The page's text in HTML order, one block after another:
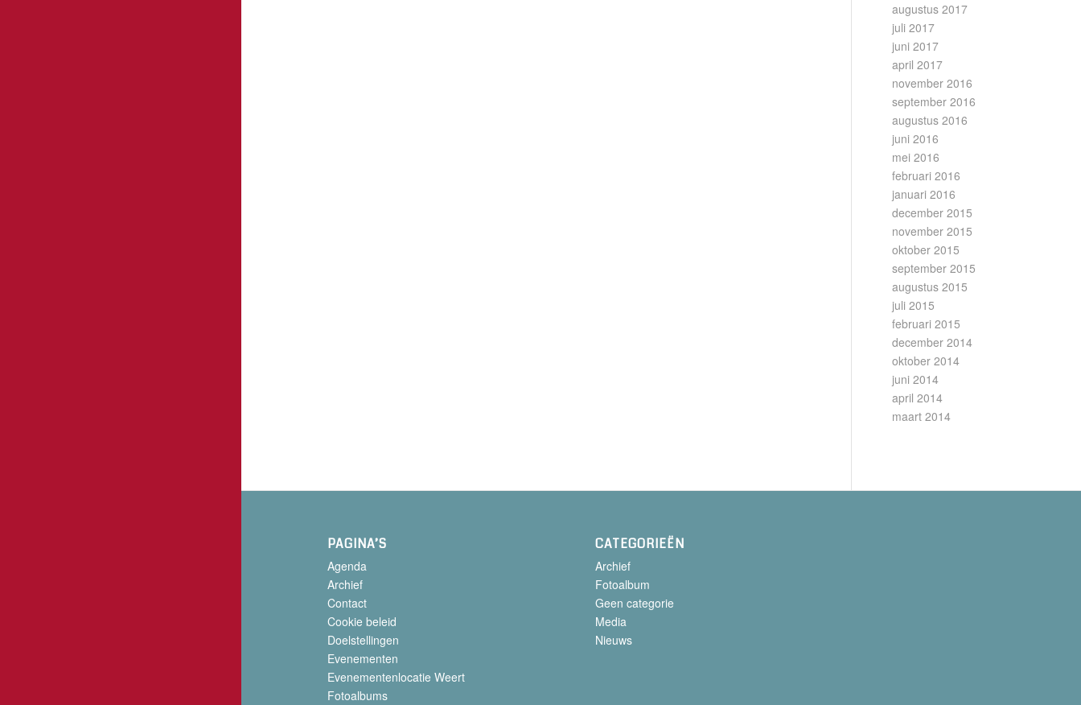
augustus 2017
juli 2017
juni 2017
april 2017
november 2016
september 2016
augustus 2016
juni 2016
mei 2016
februari 2016
januari 2016
december 2015
november 2015
oktober 2015
september 2015
augustus 2015
juli 2015
februari 2015
december 2014
oktober 2014
juni 2014
april 2014
maart 2014
PAGINA’S
Agenda
Archief
Contact
Cookie beleid
Doelstellingen
Evenementen
Evenementenlocatie Weert
Fotoalbums
CATEGORIEËN
Archief
Fotoalbum
Geen categorie
Media
Nieuws